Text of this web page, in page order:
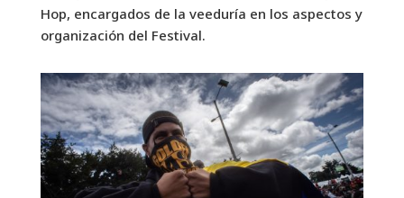
Hop, encargados de la veeduría en los aspectos y
organización del Festival.